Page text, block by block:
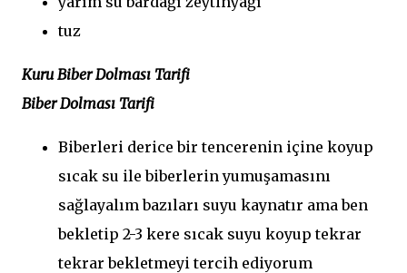
tuz
Kuru Biber Dolması Tarifi
Biber Dolması Tarifi
Biberleri derice bir tencerenin içine koyup
sıcak su ile biberlerin yumuşamasını
sağlayalım bazıları suyu kaynatır ama ben
bekletip 2-3 kere sıcak suyu koyup tekrar
tekrar bekletmeyi tercih ediyorum